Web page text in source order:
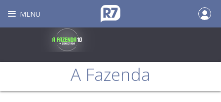
MENU
A Fazenda